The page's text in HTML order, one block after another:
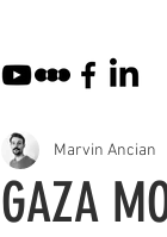
GAZA
Marvin Ancian